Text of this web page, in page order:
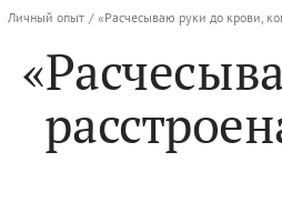
Личный опыт / «Расчесываю руки до крови,